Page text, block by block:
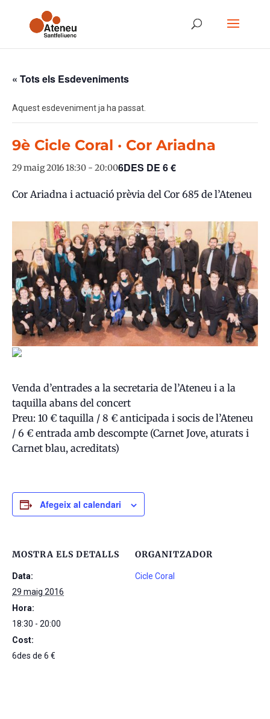
« Tots els Esdeveniments
Aquest esdeveniment ja ha passat.
9è Cicle Coral · Cor Ariadna
29 maig 2016 18:30 - 20:006DES DE 6 €
Cor Ariadna i actuació prèvia del Cor 685 de l’Ateneu
Venda d’entrades a la secretaria de l’Ateneu i a la
taquilla abans del concert
Preu: 10 € taquilla / 8 € anticipada i socis de l’Ateneu
/ 6 € entrada amb descompte (Carnet Jove, aturats i
Carnet blau, acreditats)
Afegeix al calendari
MOSTRA ELS DETALLS
Data:
29 maig 2016
Hora:
18:30 - 20:00
Cost:
6des de 6 €
ORGANITZADOR
Cicle Coral